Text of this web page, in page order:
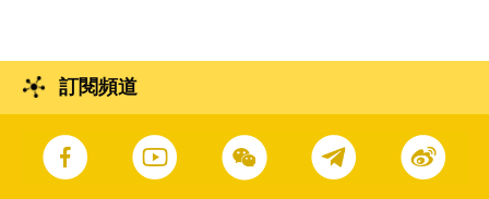
訂閱頻道